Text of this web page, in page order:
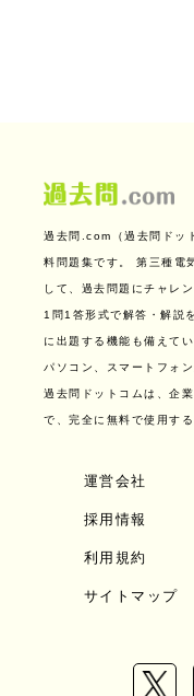
過去問.com（過去問ドッ
料問題集です。 第三種電
して、過去問題にチャレ
1問1答形式で解答・解説
に出題する機能も備えてい
パソコン、スマートフォ
過去問ドットコムは、企
で、完全に無料で使用す
運営会社
採用情報
利用規約
サイトマップ